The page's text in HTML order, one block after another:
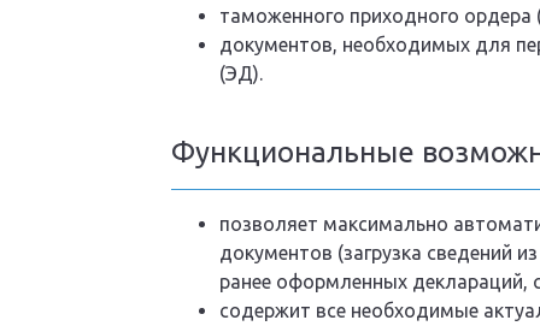
таможенного приходного ордера
документов, необходимых для
(ЭД).
Функциональные
позволяет максимально
документов (загрузка сведений
ранее оформленных деклараций,
содержит все необходимые